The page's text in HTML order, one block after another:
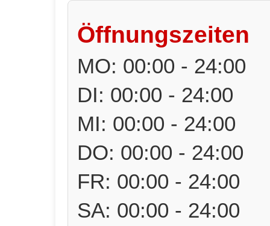
Öffnungszeiten
MO: 00:00 - 24:00
DI: 00:00 - 24:00
MI: 00:00 - 24:00
DO: 00:00 - 24:00
FR: 00:00 - 24:00
SA: 00:00 - 24:00